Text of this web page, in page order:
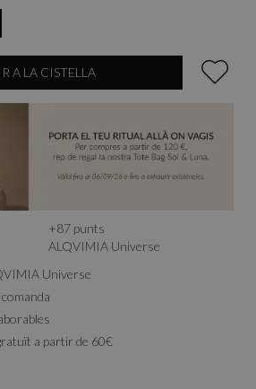
A LA CISTELLA
+87 punts
ALQVIMIA Universe
Universe
a partir de 60€